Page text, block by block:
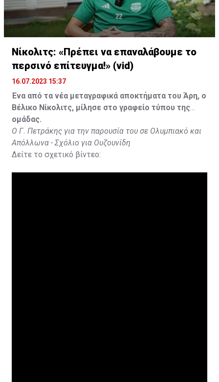
Νίκολιτς: «Πρέπει να επαναλάβουμε το
περσινό επίτευγμα!» (vid)
16.07.2023 15:37
Ένα από τα νέα μεταγραφικά αποκτήματα του Άρη, ο
Βέλικο Νίκολιτς, μίλησε στο γραφείο τύπου της
ομάδας.
Ο Γ. Πετράκης για την παρουσία του σε Ολυμπιακό και
Απόλλωνα - Σχόλιο για Ουζουνίδη
Δείτε το σχετικό βίντεο: